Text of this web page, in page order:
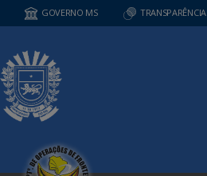
GOVERNO MS TRANSPARÊNCIA